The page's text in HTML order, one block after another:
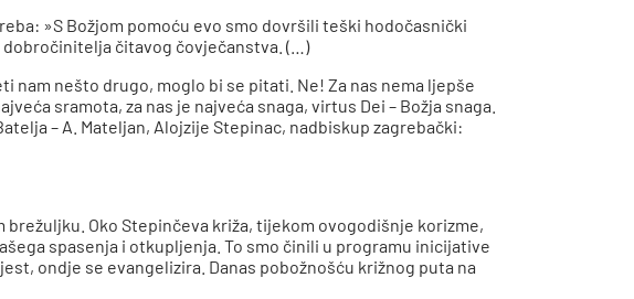
»S Božjom pomoću evo smo dovršili teški hodočasnički
dobročinitelja čitavog čovječanstva. (…)
nam nešto drugo, moglo bi se pitati. Ne! Za nas nema ljepše
sramota, za nas je najveća snaga, virtus Dei – Božja snaga.
– A. Mateljan, Alojzije Stepinac, nadbiskup zagrebački:
Oko Stepinčeva križa, tijekom ovogodišnje korizme,
spasenja i otkupljenja. To smo činili u programu inicijative
ondje se evangelizira. Danas pobožnošću križnog puta na